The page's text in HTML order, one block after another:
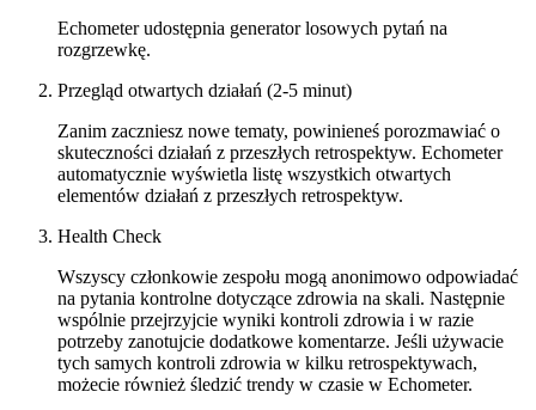
Echometer udostępnia generator losowych pytań na
rozgrzewkę.
Przegląd otwartych działań (2-5 minut)
Zanim zaczniesz nowe tematy, powinieneś porozmawiać o
skuteczności działań z przeszłych retrospektyw. Echometer
automatycznie wyświetla listę wszystkich otwartych
elementów działań z przeszłych retrospektyw.
Health Check
Wszyscy członkowie zespołu mogą anonimowo odpowiadać
na pytania kontrolne dotyczące zdrowia na skali. Następnie
wspólnie przejrzyjcie wyniki kontroli zdrowia i w razie
potrzeby zanotujcie dodatkowe komentarze. Jeśli używacie
tych samych kontroli zdrowia w kilku retrospektywach,
możecie również śledzić trendy w czasie w Echometer.